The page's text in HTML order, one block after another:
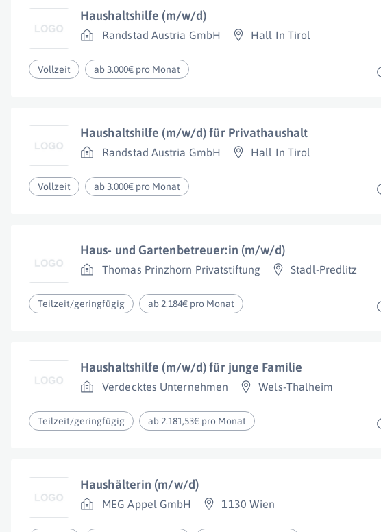
Haushaltshilfe (m/w/d)
Randstad Austria GmbH Hall In Tirol
Vollzeit ab 3.000€ pro Monat
Haushaltshilfe (m/w/d) für Privathaushalt
Randstad Austria GmbH Hall In Tirol
Vollzeit ab 3.000€ pro Monat
Haus- und Gartenbetreuer:in (m/w/d)
Thomas Prinzhorn Privatstiftung Stadl-Predlitz
Teilzeit/geringfügig ab 2.184€ pro Monat
Haushaltshilfe (m/w/d) für junge Familie
Verdecktes Unternehmen Wels-Thalheim
Teilzeit/geringfügig ab 2.181,53€ pro Monat
Haushälterin (m/w/d)
MEG Appel GmbH 1130 Wien